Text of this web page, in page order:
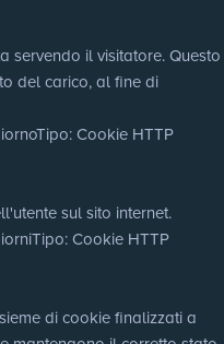
servendo il visitatore. Questo
del carico, al fine di
Tipo: Cookie HTTP
sul sito internet.
Tipo: Cookie HTTP
di cookie finalizzati a